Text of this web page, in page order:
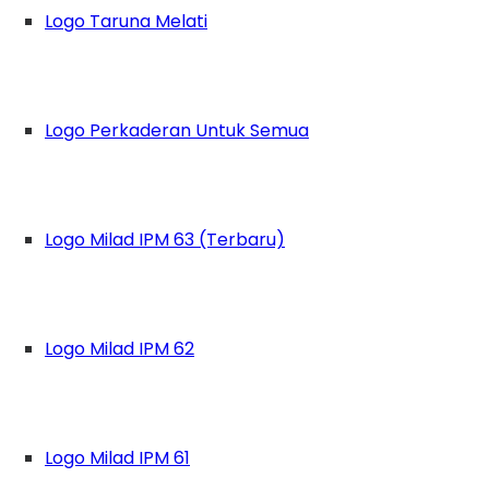
Logo Taruna Melati
Logo Perkaderan Untuk Semua
Logo Milad IPM 63 (Terbaru)
Logo Milad IPM 62
Logo Milad IPM 61
kita pahami bersama untuk menentukan
perlu bagi kalangan pelajar juga turut